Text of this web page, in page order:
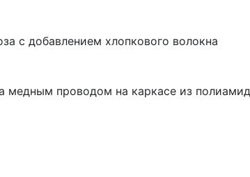
с добавлением хлопкового волокна
медным проводом на каркасе из